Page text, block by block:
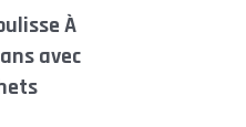
avec